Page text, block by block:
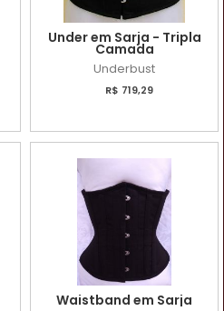
Under em Sarja - Tripla
Camada
Underbust
R$ 719,29
Waistband em Sarja